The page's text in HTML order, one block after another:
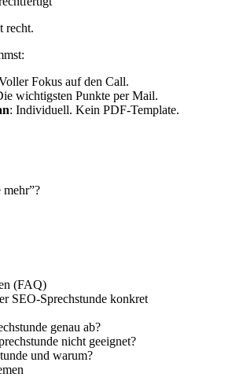
recht.
Fokus auf den Call.
wichtigsten Punkte per Mail.
: Individuell. Kein PDF-Template.
(FAQ)
SEO-Sprechstunde konkret
genau ab?
nicht geeignet?
und warum?